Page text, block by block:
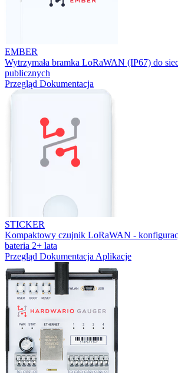
EMBER
Wytrzymała bramka LoRaWAN (IP67) do
publicznych
Przegląd Dokumentacja
STICKER
Kompaktowy czujnik LoRaWAN -
bateria 2+ lata
Przegląd Dokumentacja Aplikacje